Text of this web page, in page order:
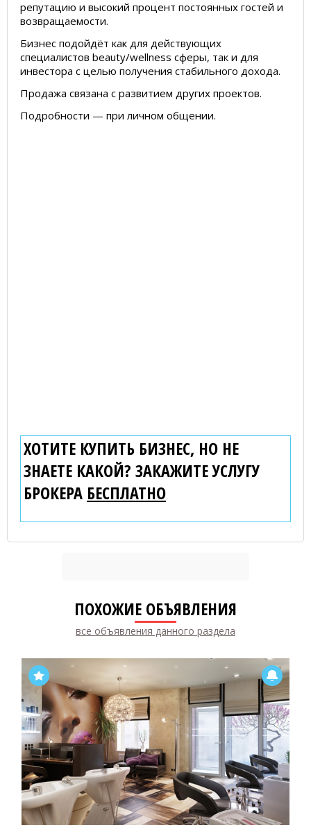
репутацию и высокий процент постоянных гостей и
возвращаемости.
Бизнес подойдёт как для действующих
специалистов beauty/wellness сферы, так и для
инвестора с целью получения стабильного дохода.
Продажа связана с развитием других проектов.
Подробности — при личном общении.
ХОТИТЕ КУПИТЬ БИЗНЕС, НО НЕ
ЗНАЕТЕ КАКОЙ? ЗАКАЖИТЕ УСЛУГУ
БРОКЕРА БЕСПЛАТНО
ПОХОЖИЕ ОБЪЯВЛЕНИЯ
все объявления данного раздела